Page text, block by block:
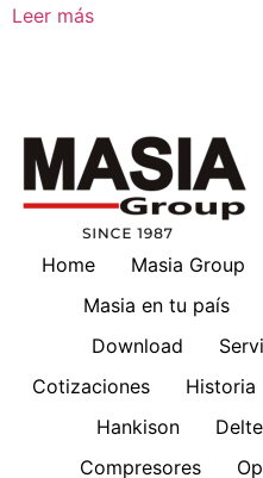
Leer más
Home Masia Group
Masia en tu país
Download
Cotizaciones
Historia
Hankison
Compresores